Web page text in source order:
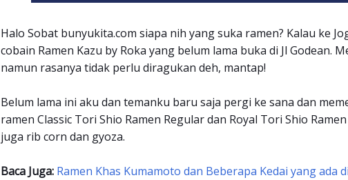
Halo Sobat bunyukita.com siapa nih yang suka ramen? Kalau ke
cobain Ramen Kazu by Roka yang belum lama buka di Jl Godean.
namun rasanya tidak perlu diragukan deh, mantap!
Belum lama ini aku dan temanku baru saja pergi ke sana dan
ramen Classic Tori Shio Ramen Regular dan Royal Tori Shio
juga rib corn dan gyoza.
Baca Juga: Ramen Khas Kumamoto dan Beberapa Kedai yang ada